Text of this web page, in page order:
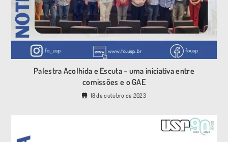
Palestra Acolhida e Escuta – uma iniciativa entre
comissões e o GAE
18 de outubro de 2023